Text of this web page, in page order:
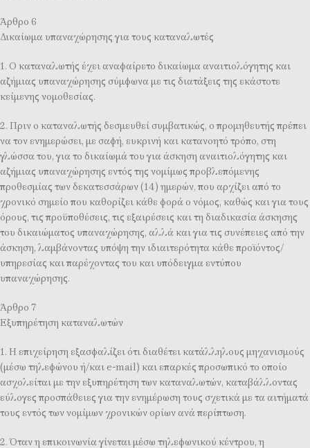
Άρθρο 6
Δικαίωμα υπαναχώρησης για τους καταναλωτές
1. Ο καταναλωτής έχει αναφαίρετο δικαίωμα αναιτιολόγητης και
αζήμιας υπαναχώρησης σύμφωνα με τις διατάξεις της εκάστοτε
κείμενης νομοθεσίας.
2. Πριν ο καταναλωτής δεσμευθεί συμβατικώς, ο προμηθευτής πρέπει
να τον ενημερώσει, με σαφή, ευκρινή και κατανοητό τρόπο, στη
γλώσσα του, για το δικαίωμά του για άσκηση αναιτιολόγητης και
αζήμιας υπαναχώρησης εντός της νομίμως προβλεπόμενης
προθεσμίας των δεκατεσσάρων (14) ημερών, που αρχίζει από το
χρονικό σημείο που καθορίζει κάθε φορά ο νόμος, καθώς και για τους
όρους, τις προϋποθέσεις, τις εξαιρέσεις και τη διαδικασία άσκησης
του δικαιώματος υπαναχώρησης, αλλά και για τις συνέπειες από την
άσκηση, λαμβάνοντας υπόψη την ιδιαιτερότητα κάθε προϊόντος/
υπηρεσίας και παρέχοντας του και υπόδειγμα εντύπου
υπαναχώρησης.
Άρθρο 7
Εξυπηρέτηση καταναλωτών
1. Η επιχείρηση εξασφαλίζει ότι διαθέτει κατάλληλους μηχανισμούς
(μέσω τηλεφώνου ή/και e-mail) και επαρκές προσωπικό το οποίο
ασχολείται με την εξυπηρέτηση των καταναλωτών, καταβάλλοντας
εύλογες προσπάθειες για την ενημέρωση τους σχετικά με τα αιτήματά
τους εντός των νομίμων χρονικών ορίων ανά περίπτωση.
2. Όταν η επικοινωνία γίνεται μέσω τηλεφωνικού κέντρου, η